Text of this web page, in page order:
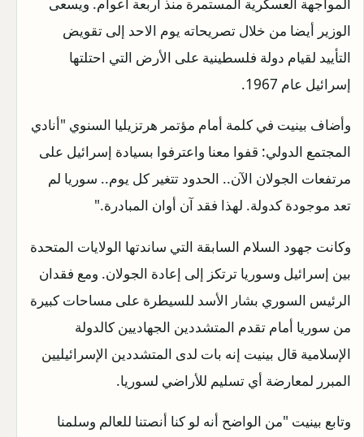
المواجهة العسكرية المستمرة منذ أربعة أعوام. ويسعى
الوزير أيضا من خلال تصريحاته يوم الاحد إلى تقويض
التأييد لقيام دولة فلسطينية على الأرض التي احتلتها
إسرائيل عام 1967.
وأضاف بينيت في كلمة أمام مؤتمر هرتزيليا السنوي "أنادي
المجتمع الدولي: قفوا معنا واعترفوا بسيادة إسرائيل على
مرتفعات الجولان الآن.. الحدود تتغير كل يوم.. سوريا لم
تعد موجودة كدولة. لهذا فقد آن أوان المبادرة."
وكانت جهود السلام السابقة التي ساندتها الولايات المتحدة
بين إسرائيل وسوريا ترتكز إلى إعادة الجولان. ومع فقدان
الرئيس السوري بشار الأسد للسيطرة على مساحات كبيرة
من سوريا أمام تقدم المتشددين الجهاديين كالدولة
الإسلامية قال بينيت إنه بات لدى المتشددين الإسرائيليين
المبرر لمعارضة أي تسليم للأراضي لسوريا.
وتابع بينيت "من الواضح أنه لو كنا أنصتنا للعالم وسلمنا